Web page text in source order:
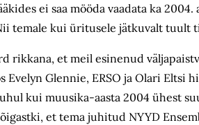
ei saa mööda vaadata ka
temale kui üritusele jätkuvalt tuult
rikkana, et meil esinenud
Glennie, ERSO ja Olari Eltsi
kui muusika-aasta 2004 ühest
et tema juhitud NYYD